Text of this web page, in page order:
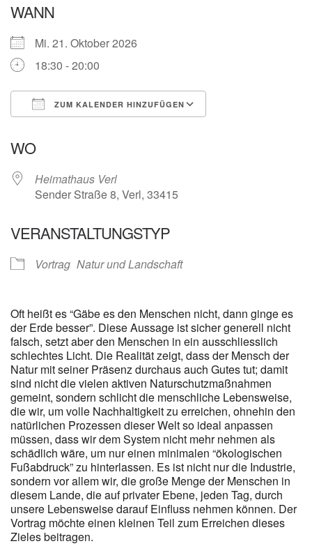
WANN
Mi. 21. Oktober 2026
18:30 - 20:00
ZUM KALENDER HINZUFÜGEN
WO
Heimathaus Verl
Sender Straße 8, Verl, 33415
VERANSTALTUNGSTYP
Vortrag Natur und Landschaft
Oft heißt es “Gäbe es den Menschen nicht, dann ginge es
der Erde besser”. Diese Aussage ist sicher generell nicht
falsch, setzt aber den Menschen in ein ausschliesslich
schlechtes Licht. Die Realität zeigt, dass der Mensch der
Natur mit seiner Präsenz durchaus auch Gutes tut; damit
sind nicht die vielen aktiven Naturschutzmaßnahmen
gemeint, sondern schlicht die menschliche Lebensweise,
die wir, um volle Nachhaltigkeit zu erreichen, ohnehin den
natürlichen Prozessen dieser Welt so ideal anpassen
müssen, dass wir dem System nicht mehr nehmen als
schädlich wäre, um nur einen minimalen “ökologischen
Fußabdruck” zu hinterlassen. Es ist nicht nur die Industrie,
sondern vor allem wir, die große Menge der Menschen in
diesem Lande, die auf privater Ebene, jeden Tag, durch
unsere Lebensweise darauf Einfluss nehmen können. Der
Vortrag möchte einen kleinen Teil zum Erreichen dieses
Zieles beitragen.